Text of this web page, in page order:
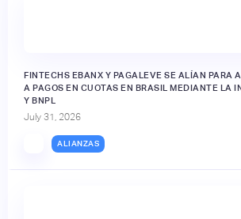
FINTECHS EBANX Y PAGALEVE SE ALÍAN PARA
A PAGOS EN CUOTAS EN BRASIL MEDIANTE LA
Y BNPL
July 31, 2026
ALIANZAS